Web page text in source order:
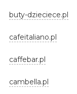
buty-dzieciece.pl
cafeitaliano.pl
caffebar.pl
cambella.pl